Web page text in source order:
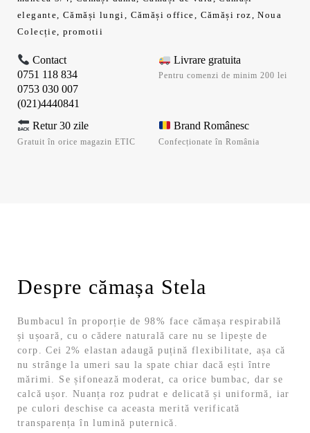
elegante,Cămăși lungi, Cămăși office, Cămăși roz,Noua
Colecție,promotii
Contact
0751 118 834
0753 030 007
(021)4440841
Livrare gratuita
Pentru comenzi de minim 200 lei
Retur 30 zile
Gratuit în orice magazin ETIC
Brand Românesc
Confecționate în România
Despre cămașa Stela
Bumbacul în proporție de 98% face cămașa respirabilă
și ușoară, cu o cădere naturală care nu se lipește de
corp. Cei 2% elastan adaugă puțină flexibilitate, așa că
nu strânge la umeri sau la spate chiar dacă ești între
mărimi. Se șifonează moderat, ca orice bumbac, dar se
calcă ușor. Nuanța roz pudrat e delicată și uniformă, iar
pe culori deschise ca aceasta merită verificată
transparența în lumină puternică.